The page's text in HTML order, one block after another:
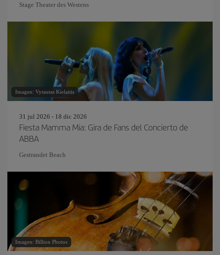
Stage Theater des Westens
Imagen: Vytautas Kielaitis
31 jul 2026 - 18 dic 2026
Fiesta Mamma Mia: Gira de Fans del Concierto de
ABBA
Gestrandet Beach
Imagen: Billion Photos